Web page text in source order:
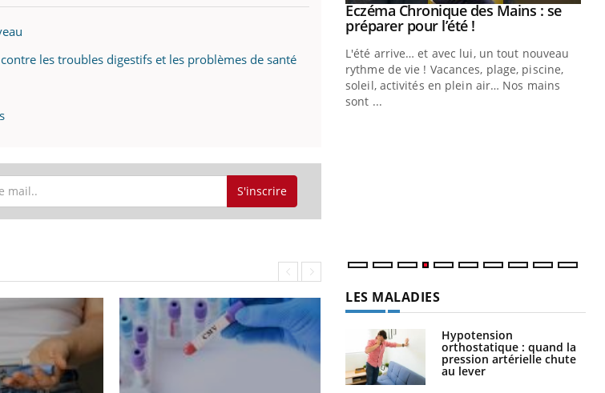
les troubles digestifs et les problèmes de santé
S'inscrire
pour
mental ou
de la
ce qui la rend
Youtube
Insuline & Charge mentale : et si on
En 2026, l'insuline dans le diabète de type 2
reste entourée d'idées reçues chez les
Youtube
Eczéma Chronique des Mains : se
préparer pour l’été !Youtube
L'été arrive… et avec lui, un tout nouveau
rythme de vie ! Vacances, plage, piscine,
soleil, activités en plein air… Nos mains
sont ...
LES MALADIES
Hypotension
orthostatique : quand la
pression artérielle chute
au lever